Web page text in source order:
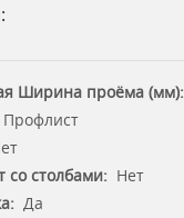
Ширина проёма (мм):
Профлист
со столбами: Нет
Да